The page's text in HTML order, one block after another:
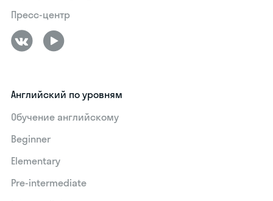
Пресс-центр
Английский по уровням
Обучение английскому
Beginner
Elementary
Pre-intermediate